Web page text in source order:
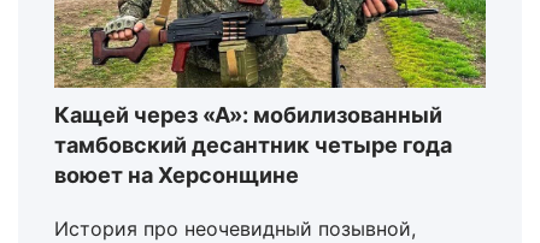
Кащей через «А»: мобилизованный
тамбовский десантник четыре года
воюет на Херсонщине
История про неочевидный позывной,